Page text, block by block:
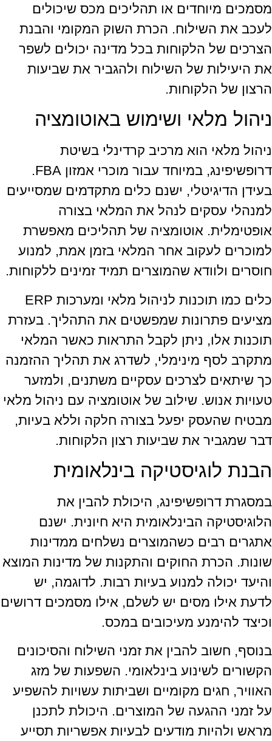
מסמכים מיוחדים או תהליכים מכס שיכולים
לעכב את השילוח. הכרת השוק המקומי והבנת
הצרכים של הלקוחות בכל מדינה יכולים לשפר
את היעילות של השילוח ולהגביר את שביעות
הרצון של הלקוחות.
ניהול מלאי ושימוש באוטומציה
ניהול מלאי הוא מרכיב קרדינלי בשיטת
דרופשיפינג, במיוחד עבור מוכרי אמזון FBA.
בעידן הדיגיטלי, ישנם כלים מתקדמים שמסייעים
למנהלי עסקים לנהל את המלאי בצורה
אופטימלית. אוטומציה של תהליכים מאפשרת
למוכרים לעקוב אחר המלאי בזמן אמת, למנוע
חוסרים ולוודא שהמוצרים תמיד זמינים ללקוחות.
כלים כמו תוכנות לניהול מלאי ומערכות ERP
מציעים פתרונות שמפשטים את התהליך. בעזרת
תוכנות אלו, ניתן לקבל התראות כאשר המלאי
מתקרב לסף מינימלי, לשדרג את תהליך ההזמנה
כך שיתאים לצרכים עסקיים משתנים, ולמזער
טעויות אנוש. שילוב של אוטומציה עם ניהול מלאי
מבטיח שהעסק יפעל בצורה חלקה וללא בעיות,
דבר שמגביר את שביעות רצון הלקוחות.
הבנת לוגיסטיקה בינלאומית
במסגרת דרופשיפינג, היכולת להבין את
הלוגיסטיקה הבינלאומית היא חיונית. ישנם
אתגרים רבים כשהמוצרים נשלחים ממדינות
שונות. הכרת החוקים והתקנות של מדינות המוצא
והיעד יכולה למנוע בעיות רבות. לדוגמה, יש
לדעת אילו מסים יש לשלם, אילו מסמכים דרושים
וכיצד להימנע מעיכובים במכס.
בנוסף, חשוב להבין את זמני השילוח והסיכונים
הקשורים לשינוע בינלאומי. השפעות של מזג
האוויר, חגים מקומיים ושביתות עשויות להשפיע
על זמני ההגעה של המוצרים. היכולת לתכנן
מראש ולהיות מודעים לבעיות אפשריות תסייע